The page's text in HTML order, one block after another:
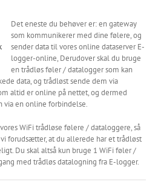
Det eneste du behøver er: en gateway
som kommunikerer med dine følere, og
sender data til vores online dataserver E-
logger-online, Derudover skal du bruge
en trådløs føler / datalogger som kan
data, og trådløst sende dem via
altid er online på nettet, og dermed
en online forbindelse.
WiFi trådløse følere / dataloggere, så
forudsætter, at du allerede har et trådløst
Du skal altså kun bruge 1 WiFi føler /
med trådløs datalogning fra E-logger.